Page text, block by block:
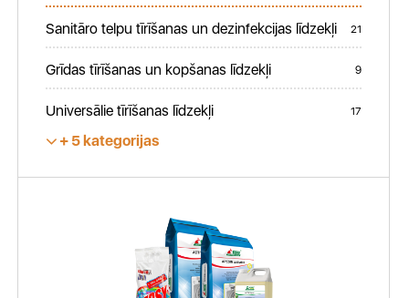
Sanitāro telpu tīrīšanas un dezinfekcijas līdzekļi 21
Grīdas tīrīšanas un kopšanas līdzekļi 9
Universālie tīrīšanas līdzekļi 17
5 kategorijas